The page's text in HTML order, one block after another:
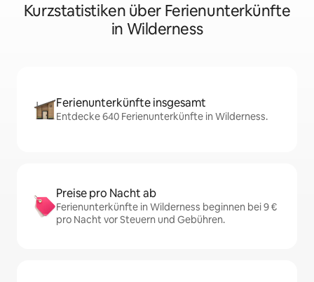
Kurzstatistiken über Ferienunterkünfte
in Wilderness
Ferienunterkünfte insgesamt
Entdecke 640 Ferienunterkünfte in Wilderness.
Preise pro Nacht ab
Ferienunterkünfte in Wilderness beginnen bei 9 €
pro Nacht vor Steuern und Gebühren.